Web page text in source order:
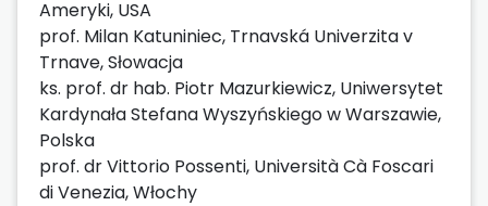
Ameryki, USA
prof. Milan Katuniniec, Trnavská Univerzita v
Trnave, Słowacja
ks. prof. dr hab. Piotr Mazurkiewicz, Uniwersytet
Kardynała Stefana Wyszyńskiego w Warszawie,
Polska
prof. dr Vittorio Possenti, Università Cà Foscari
di Venezia, Włochy